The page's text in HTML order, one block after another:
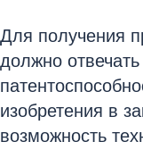
Для получения
должно
изобретения в
возможность